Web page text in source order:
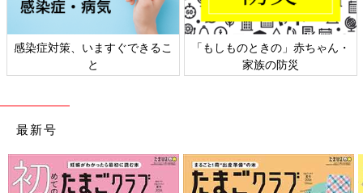
「もしものときの」赤ちゃん・
家族の防災
日本外来小児科学会リーフレッ
ト検討会
最新号